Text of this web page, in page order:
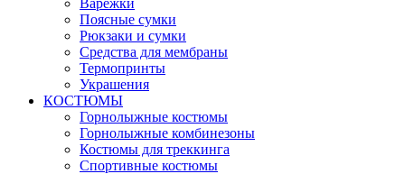
Варежки
Поясные сумки
Рюкзаки и сумки
Средства для мембраны
Термопринты
Украшения
КОСТЮМЫ
Горнолыжные костюмы
Горнолыжные комбинезоны
Костюмы для треккинга
Спортивные костюмы